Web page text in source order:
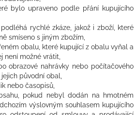
bylo upraveno podle přání kupujícího
rychlé zkáze, jakož i zboží, které
smíseno s jiným zbožím,
obalu, které kupující z obalu vyňal a
není možné vrátit,
obrazové nahrávky nebo počítačového
původní obal,
nebo časopisů,
pokud nebyl dodán na hmotném
výslovným souhlasem kupujícího